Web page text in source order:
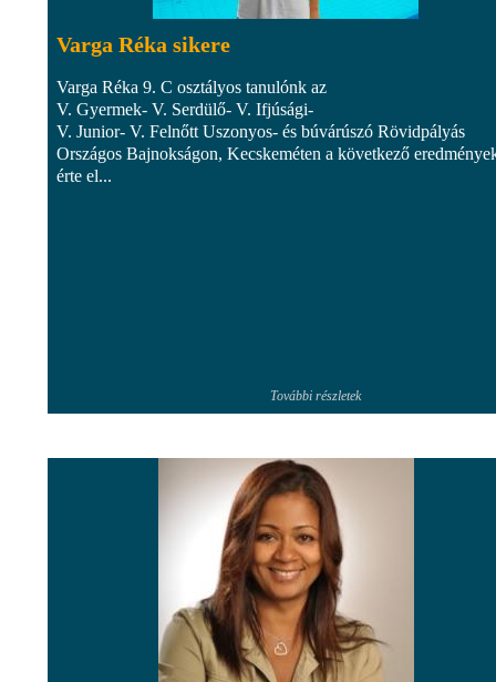
Varga Réka sikere
Varga Réka 9. C osztályos tanulónk az
V. Gyermek- V. Serdülő- V. Ifjúsági-
V. Junior- V. Felnőtt Uszonyos- és búvárúszó Rövidpályás
Országos Bajnokságon, Kecskeméten a következő
érte el...
További részletek